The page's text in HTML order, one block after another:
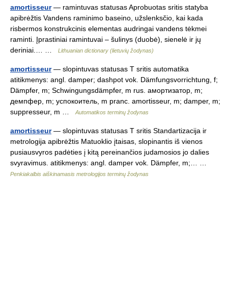
amortisseur— ramintuvas statusas Aprobuotas sritis statyba
apibrėžtis Vandens raminimo baseino, užslenksčio, kai kada
risbermos konstrukcinis elementas audringai vandens tėkmei
raminti. Įprastiniai ramintuvai – šulinys (duobė), sienelė ir jų
deriniai.… …
Lithuanian dictionary (lietuvių žodynas)
amortisseur— slopintuvas statusas T sritis automatika
atitikmenys: angl. damper; dashpot vok. Dämfungsvorrichtung, f;
Dämpfer, m; Schwingungsdämpfer, m rus. амортизатор, m;
демпфер, m; успокоитель, m pranc. amortisseur, m; damper, m;
suppresseur, m …Automatikos terminų žodynas
amortisseur— slopintuvas statusas T sritis Standartizacija ir
metrologija apibrėžtis Matuoklio įtaisas, slopinantis iš vienos
pusiausvyros padėties į kitą pereinančios judamosios jo dalies
svyravimus. atitikmenys: angl. damper vok. Dämpfer, m;… …
Penkiakalbis aiškinamasis metrologijos terminų žodynas